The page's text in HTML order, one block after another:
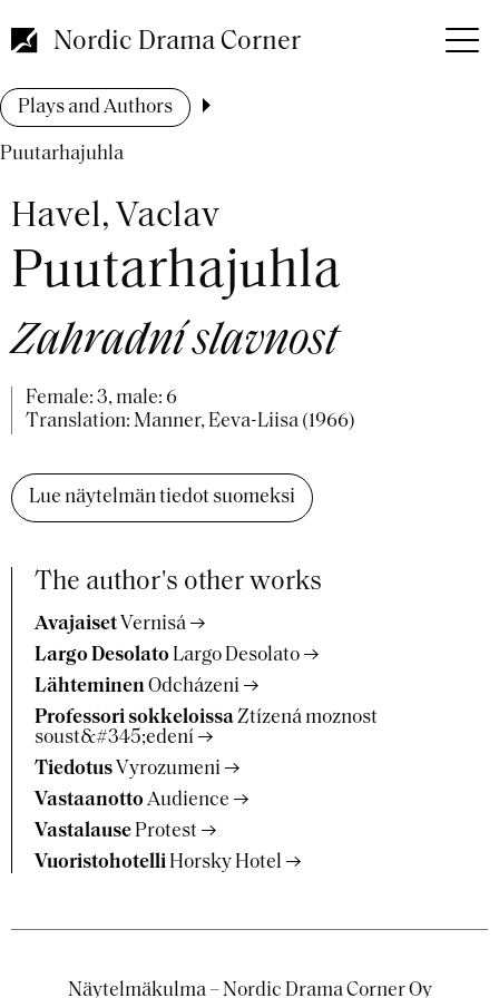
to
main
Nordic Drama Corner
Breadcrumb
Plays and Authors
Puutarhajuhla
Havel, Vaclav
Puutarhajuhla
Zahradní slavnost
Female: 3, male: 6
Translation: Manner, Eeva-Liisa (1966)
Lue näytelmän tiedot suomeksi
The author's other works
Avajaiset Vernisá
Largo Desolato Largo Desolato
LähteminenOdcházeni
Professori sokkeloissaZtízená moznost
soust&#345;edení
Tiedotus Vyrozumeni
VastaanottoAudience
Vastalause Protest
Vuoristohotelli Horsky Hotel
Näytelmäkulma – Nordic Drama Corner Oy